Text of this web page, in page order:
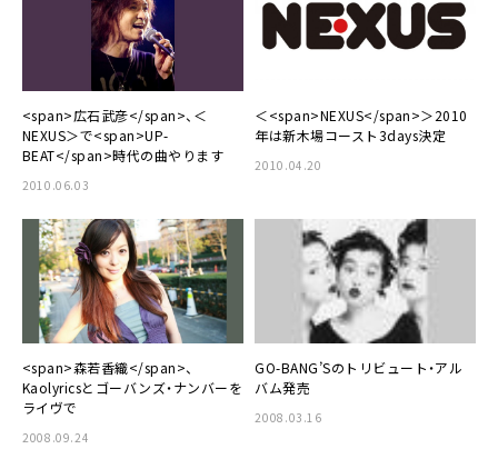
<span>広石武彦</span>、＜
NEXUS＞で<span>UP-
BEAT</span>時代の曲やります
2010.06.03
＜<span>NEXUS</span>＞2010
年は新木場コースト3days決定
2010.04.20
<span>森若香織</span>、
Kaolyricsとゴーバンズ・ナンバーを
ライヴで
2008.09.24
GO-BANG’Sのトリビュート・アル
バム発売
2008.03.16